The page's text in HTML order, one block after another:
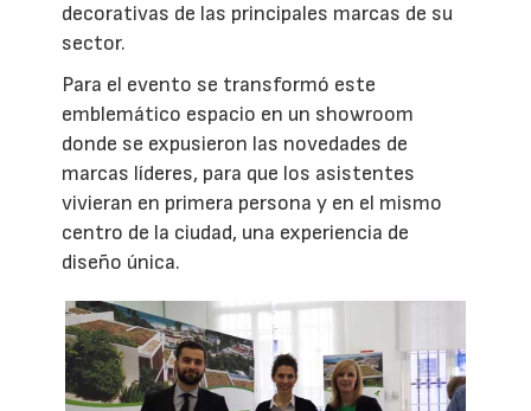
decorativas de las principales marcas de su
sector.
Para el evento se transformó este
emblemático espacio en un showroom
donde se expusieron las novedades de
marcas líderes, para que los asistentes
vivieran en primera persona y en el mismo
centro de la ciudad, una experiencia de
diseño única.